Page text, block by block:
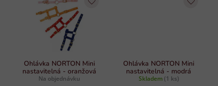
Ohlávka NORTON Mini
nastavitelná - oranžová
Na objednávku
Ohlávka NORTON Mini
nastavitelná - modrá
Skladem (1 ks)